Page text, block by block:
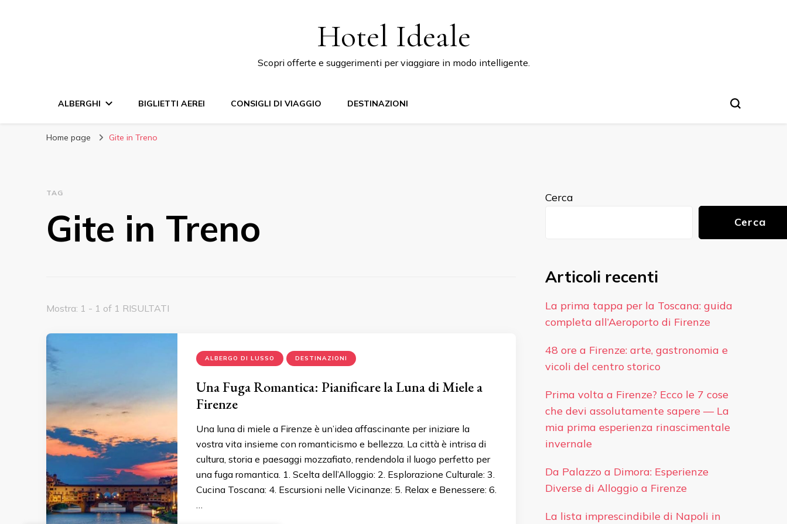
Hotel Ideale
Scopri offerte e suggerimenti per viaggiare in modo intelligente.
ALBERGHI BIGLIETTI AEREI CONSIGLI DI VIAGGIO DESTINAZIONI
Home page Gite in Treno
TAG
Gite in Treno
Mostra: 1 - 1 of 1 RISULTATI
ALBERGO DI LUSSO DESTINAZIONI
Una Fuga Romantica: Pianificare la Luna di Miele a
Firenze
Una luna di miele a Firenze è un’idea affascinante per iniziare la
vostra vita insieme con romanticismo e bellezza. La città è intrisa di
cultura, storia e paesaggi mozzafiato, rendendola il luogo perfetto per
una fuga romantica. 1. Scelta dell’Alloggio: 2. Esplorazione Culturale: 3.
Cucina Toscana: 4. Escursioni nelle Vicinanze: 5. Relax e Benessere: 6.
…
Cerca
Cerca
Articoli recenti
La prima tappa per la Toscana: guida
completa all’Aeroporto di Firenze
48 ore a Firenze: arte, gastronomia e
vicoli del centro storico
Prima volta a Firenze? Ecco le 7 cose
che devi assolutamente sapere — La
mia prima esperienza rinascimentale
invernale
Da Palazzo a Dimora: Esperienze
Diverse di Alloggio a Firenze
La lista imprescindibile di Napoli in